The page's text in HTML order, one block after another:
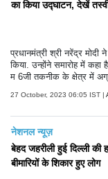
का किया उद्घाटन, देखें
प्रधानमंत्री श्री नरेंद्र
किया. उन्होंने समारोह में
म 6जी तकनीक के क्षेत्र में
27 October, 2023 06:05 IST |
नेशनल न्यूज़
बेहद जहरीली हुई दिल्ली की
बीमारियों के शिकार हुए लोग